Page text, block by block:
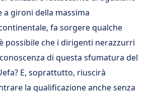
a gironi della massima
fa sorgere qualche
possibile che i dirigenti nerazzurri
di questa sfumatura del
E, soprattutto, riuscirà
la qualificazione anche senza